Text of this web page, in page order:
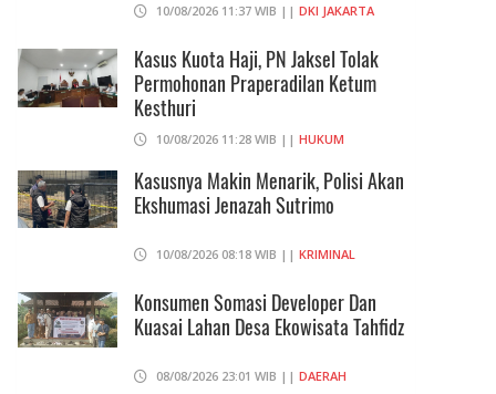
10/08/2026 11:37 WIB || DKI JAKARTA
Kasus Kuota Haji, PN Jaksel Tolak
Permohonan Praperadilan Ketum
Kesthuri
10/08/2026 11:28 WIB || HUKUM
Kasusnya Makin Menarik, Polisi Akan
Ekshumasi Jenazah Sutrimo
10/08/2026 08:18 WIB || KRIMINAL
Konsumen Somasi Developer Dan
Kuasai Lahan Desa Ekowisata Tahfidz
08/08/2026 23:01 WIB || DAERAH